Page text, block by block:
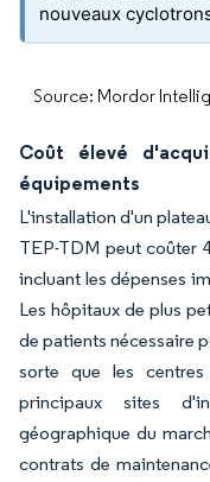
nouveaux
Source: Mordor
Coût élevé
équipements
L'installation d'un
TEP-TDM peut coûter
incluant les dépenses
Les hôpitaux de plus
de patients nécessaire
sorte que les
principaux sites
géographique du
contrats de